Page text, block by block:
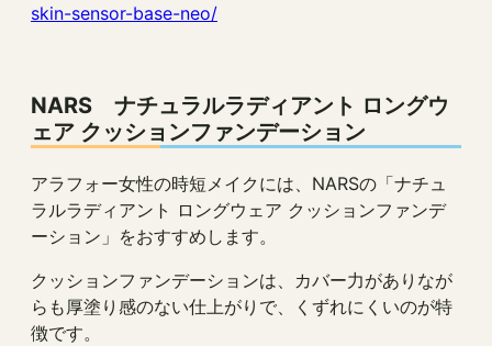
skin-sensor-base-neo/
NARS ナチュラルラディアント ロングウ
ェア クッションファンデーション
アラフォー女性の時短メイクには、NARSの「ナチュ
ラルラディアント ロングウェア クッションファンデ
ーション」をおすすめします。
クッションファンデーションは、カバー力がありなが
らも厚塗り感のない仕上がりで、くずれにくいのが特
徴です。